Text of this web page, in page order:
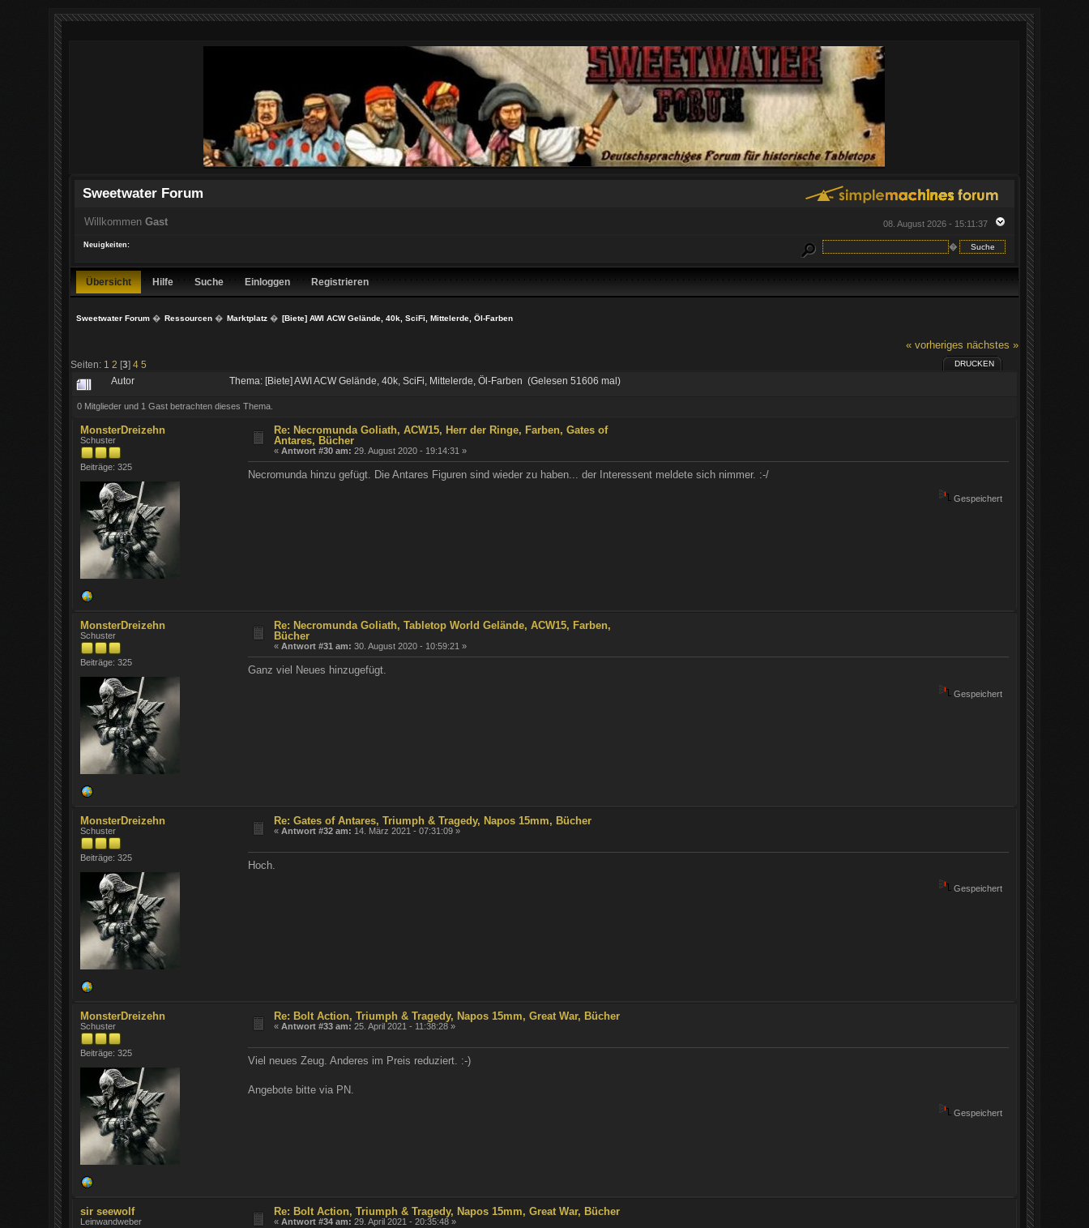
Sweetwater Forum
08. August 2026 - 15:11:37
Willkommen Gast
�
Neuigkeiten:
Übersicht Hilfe Suche Einloggen Registrieren
Sweetwater Forum� Ressourcen� Marktplatz� [Biete] AWI ACW Gelände, 40k, SciFi, Mittelerde, Öl-Farben
« vorheriges nächstes »
Seiten: 1 2 [3]4 5 DRUCKEN
Autor Thema: [Biete] AWI ACW Gelände, 40k, SciFi, Mittelerde, Öl-Farben (Gelesen 51606 mal)
0 Mitglieder und 1 Gast betrachten dieses Thema.
MonsterDreizehn
Schuster
Beiträge: 325
Re: Necromunda Goliath, ACW15, Herr der Ringe, Farben, Gates of
Antares, Bücher
«Antwort #30 am: 29. August 2020 - 19:14:31 »
Necromunda hinzu gefügt. Die Antares Figuren sind wieder zu haben... der Interessent meldete sich nimmer. :-/
Gespeichert
MonsterDreizehn
Schuster
Beiträge: 325
Re: Necromunda Goliath, Tabletop World Gelände, ACW15, Farben,
Bücher
«Antwort #31 am: 30. August 2020 - 10:59:21 »
Ganz viel Neues hinzugefügt.
Gespeichert
MonsterDreizehn
Schuster
Beiträge: 325
Re: Gates of Antares, Triumph & Tragedy, Napos 15mm, Bücher
«Antwort #32 am: 14. März 2021 - 07:31:09 »
Hoch.
Gespeichert
MonsterDreizehn
Schuster
Beiträge: 325
Re: Bolt Action, Triumph & Tragedy, Napos 15mm, Great War, Bücher
«Antwort #33 am: 25. April 2021 - 11:38:28 »
Viel neues Zeug. Anderes im Preis reduziert. :-)
Angebote bitte via PN.
Gespeichert
sir seewolf
Leinwandweber
Re: Bolt Action, Triumph & Tragedy, Napos 15mm, Great War, Bücher
«Antwort #34 am: 29. April 2021 - 20:35:48 »